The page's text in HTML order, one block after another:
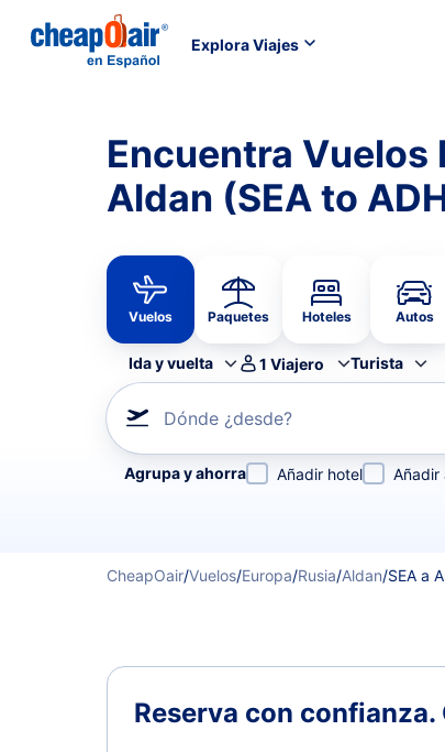
Explora Viajes
Encuentra Vuelos
Aldan (SEA to
Vuelos Paquetes Hoteles Autos
Ida y vuelta 1 Viajero Turista
Dónde ¿desde?
Refina tu búsqueda por aerolínea, por ciudad
Agrupa y ahorra Añadir hotel Añadir
CheapOair/Vuelos/Europa/Rusia/Aldan/SEA a
Reserva con confianza.